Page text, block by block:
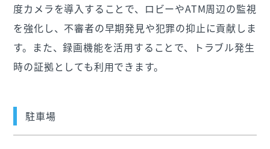
度カメラを導入することで、ロビーやATM周辺の監視
を強化し、不審者の早期発見や犯罪の抑止に貢献しま
す。また、録画機能を活用することで、トラブル発生
時の証拠としても利用できます。
駐車場